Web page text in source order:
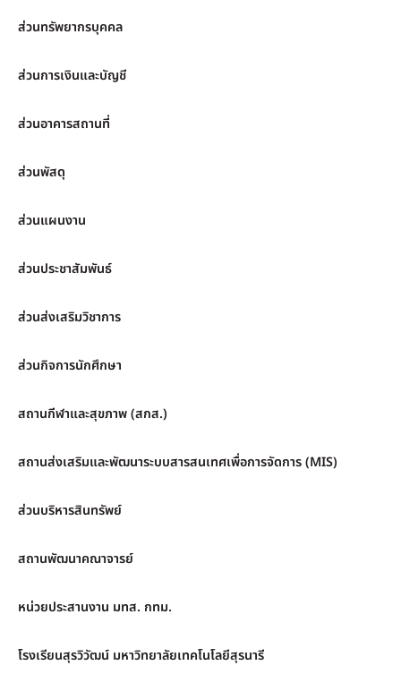
ส่วนทรัพยากรบุคคล
ส่วนการเงินและบัญชี
ส่วนอาคารสถานที่
ส่วนพัสดุ
ส่วนแผนงาน
ส่วนประชาสัมพันธ์
ส่วนส่งเสริมวิชาการ
ส่วนกิจการนักศึกษา
สถานกีฬาและสุขภาพ (สกส.)
สถานส่งเสริมและพัฒนาระบบสารสนเทศเพื่อการจัดการ (MIS)
ส่วนบริหารสินทรัพย์
สถานพัฒนาคณาจารย์
หน่วยประสานงาน มทส. กทม.
โรงเรียนสุรวิวัฒน์ มหาวิทยาลัยเทคโนโลยีสุรนารี